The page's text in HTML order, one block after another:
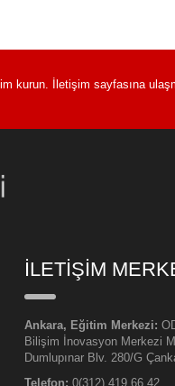
kurun. İletişim sayfasına
İLETİŞİM
Ankara, Eğitim Merkezi:
Bilişim İnovasyon Merkezi
Dumlupınar Blv. 280/G
Telefon: 0(312) 419 66 42